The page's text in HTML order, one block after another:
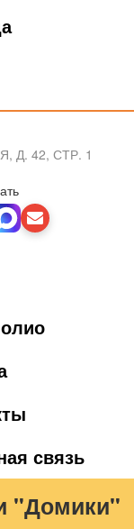
Д. 42, СТР. 1
связь
"Домики"